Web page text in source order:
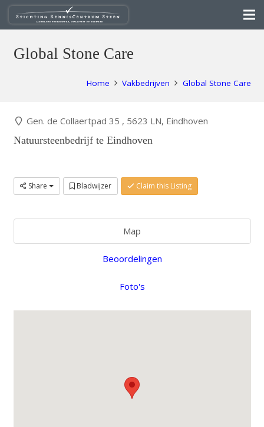
Global Stone Care
Home Vakbedrijven Global Stone Care
Gen. de Collaertpad 35 , 5623 LN, Eindhoven
Natuursteenbedrijf te Eindhoven
Share Bladwijzer Claim this Listing
Map
Beoordelingen
Foto's